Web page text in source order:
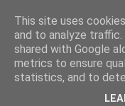
This site uses
and to analyze traffic.
shared with Google
metrics to ensure
statistics, and to